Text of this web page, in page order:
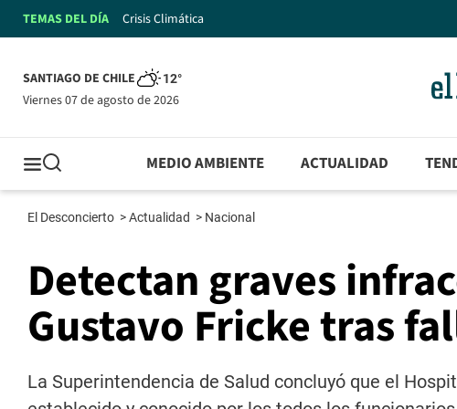
TEMAS DEL DÍA Crisis Climática
SANTIAGO DE CHILE 12°
viernes 07 de agosto de 2026
MEDIO AMBIENTE ACTUALIDAD
El Desconcierto >Actualidad > Nacional
Detectan graves
Gustavo Fricke tras
La Superintendencia de Salud concluyó que el